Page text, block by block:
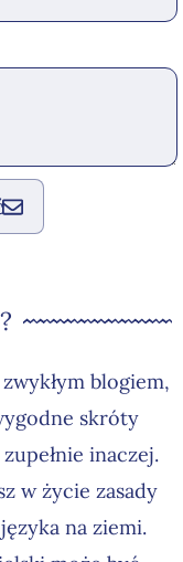
blogiem,
skróty
inaczej.
w życie zasady
na ziemi.